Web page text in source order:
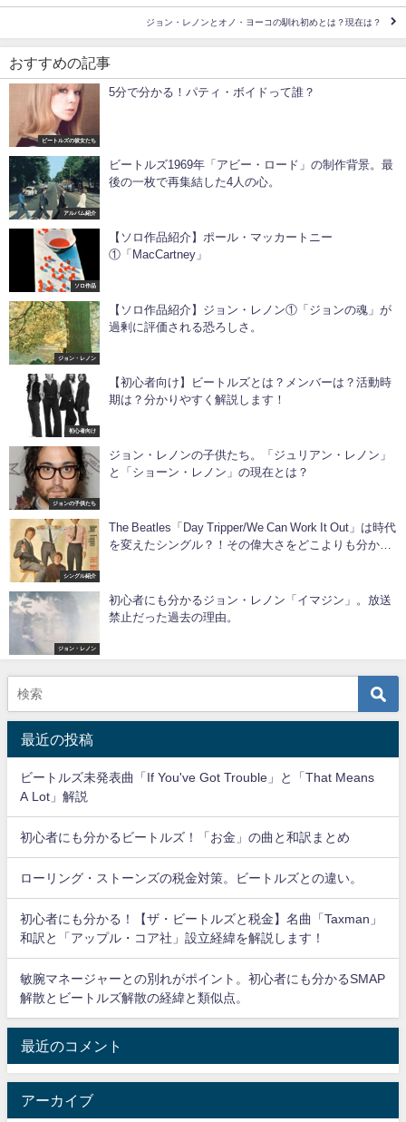
ジョン・レノンとオノ・ヨーコの馴れ初めとは？現在は？
おすすめの記事
ビートルズの彼女たち
5分で分かる！パティ・ボイドって誰？
アルバム紹介
ビートルズ1969年「アビー・ロード」の制作背景。最
後の一枚で再集結した4人の心。
ソロ作品
【ソロ作品紹介】ポール・マッカートニー
①「MacCartney」
ジョン・レノン
【ソロ作品紹介】ジョン・レノン①「ジョンの魂」が
過剰に評価される恐ろしさ。
初心者向け
【初心者向け】ビートルズとは？メンバーは？活動時
期は？分かりやすく解説します！
ジョンの子供たち
ジョン・レノンの子供たち。「ジュリアン・レノン」
と「ショーン・レノン」の現在とは？
シングル紹介
The Beatles「Day Tripper/We Can Work It Out」は時代
を変えたシングル？！その偉大さをどこよりも分かり
ジョン・レノン
初心者にも分かるジョン・レノン「イマジン」。放送
禁止だった過去の理由。
最近の投稿
ビートルズ未発表曲「If You've Got Trouble」と「That Means
A Lot」解説
初心者にも分かるビートルズ！「お金」の曲と和訳まとめ
ローリング・ストーンズの税金対策。ビートルズとの違い。
初心者にも分かる！【ザ・ビートルズと税金】名曲「Taxman」
和訳と「アップル・コア社」設立経緯を解説します！
敏腕マネージャーとの別れがポイント。初心者にも分かるSMAP
解散とビートルズ解散の経緯と類似点。
最近のコメント
アーカイブ